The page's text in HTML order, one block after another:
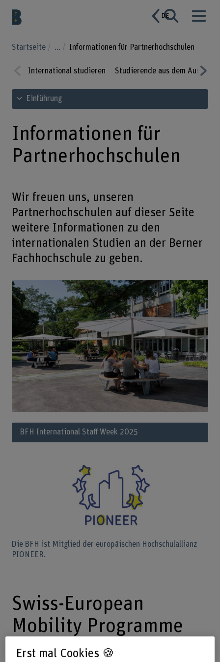
DE
Startseite ... Informationen für Partnerhochschulen
Prev
ious
International studieren Studierende aus dem Ausland
Nex
t
Inhaltsverzeichnis ansehen
Einführung
Informationen für
Partnerhochschulen
Wir freuen uns, unseren
Partnerhochschulen auf dieser Seite
weitere Informationen zu den
internationalen Studien an der Berner
Fachhochschule zu geben.
BFH International Staff Week 2025
Die BFH ist Mitglied der europäischen Hochschulallianz
PIONEER.
Swiss-European
Mobility Programme
SEMP
Erst mal Cookies 🍪